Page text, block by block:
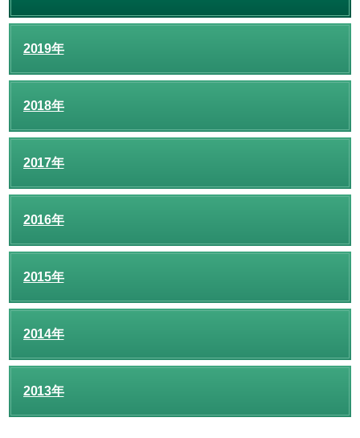
2019年
2018年
2017年
2016年
2015年
2014年
2013年